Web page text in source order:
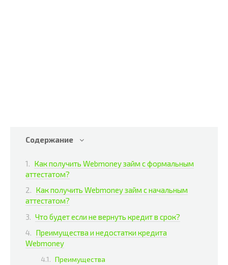
Содержание
Как получить Webmoney займ с формальным
аттестатом?
Как получить Webmoney займ с начальным
аттестатом?
Что будет если не вернуть кредит в срок?
Преимущества и недостатки кредита
Webmoney
Преимущества